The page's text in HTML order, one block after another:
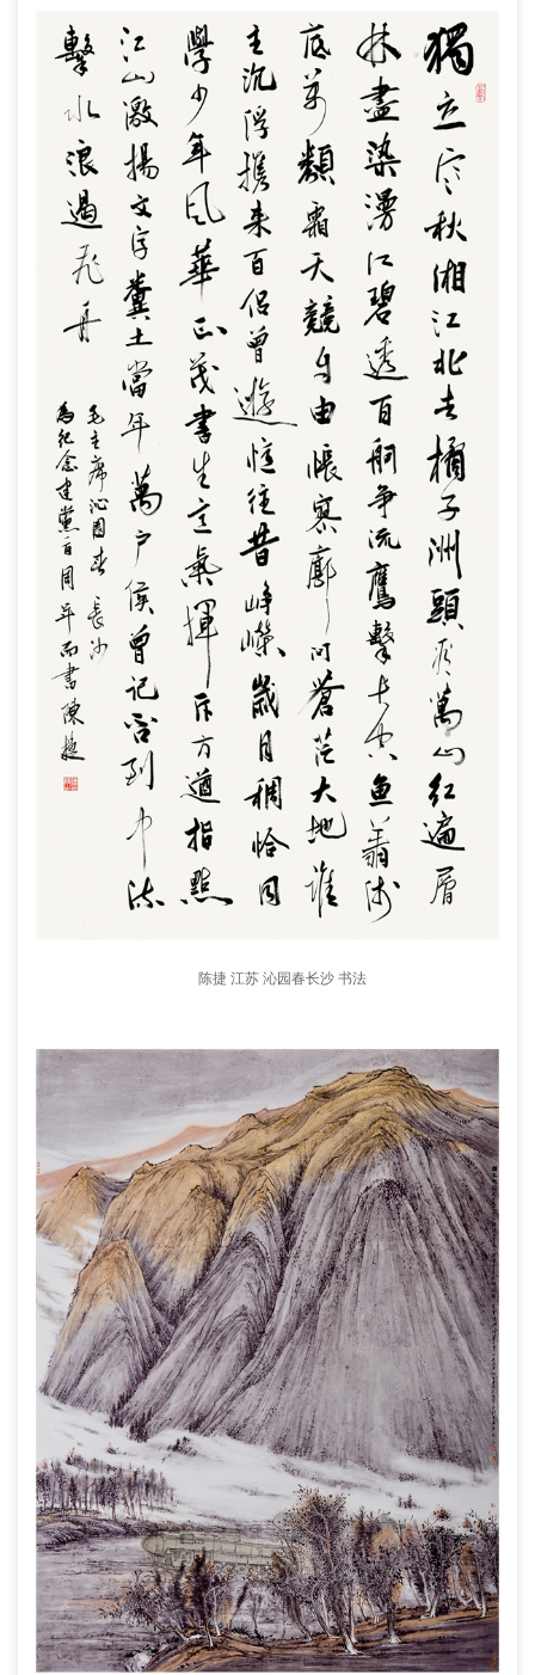
陈捷 江苏 沁园春长沙 书法